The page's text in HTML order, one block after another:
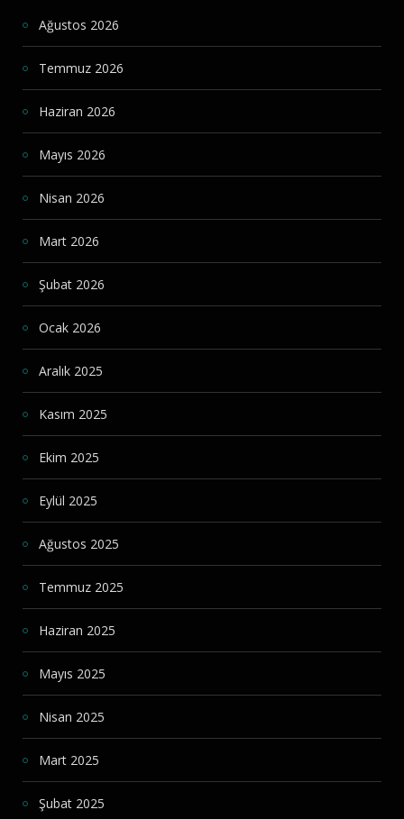
Ağustos 2026
Temmuz 2026
Haziran 2026
Mayıs 2026
Nisan 2026
Mart 2026
Şubat 2026
Ocak 2026
Aralık 2025
Kasım 2025
Ekim 2025
Eylül 2025
Ağustos 2025
Temmuz 2025
Haziran 2025
Mayıs 2025
Nisan 2025
Mart 2025
Şubat 2025